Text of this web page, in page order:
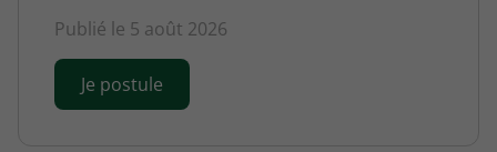
Publié le 5 août 2026
Je postule